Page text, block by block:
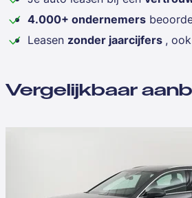
4.000+ ondernemers
Leasen zonder jaarcijfers ,
Vergelijkbaar